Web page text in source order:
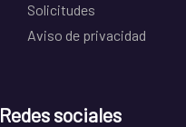
Solicitudes
Aviso de privacidad
Redes sociales